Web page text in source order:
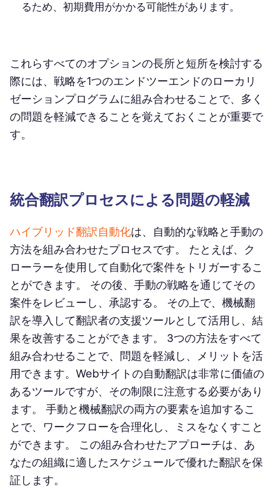
るため、初期費用がかかる可能性があります。
これらすべてのオプションの長所と短所を検討する
際には、戦略を1つのエンドツーエンドのローカリ
ゼーションプログラムに組み合わせることで、多く
の問題を軽減できることを覚えておくことが重要で
す。
統合翻訳プロセスによる問題の軽減
ハイブリッド翻訳自動化は、自動的な戦略と手動の
方法を組み合わせたプロセスです。 たとえば、ク
ローラーを使用して自動化で案件をトリガーするこ
とができます。 その後、手動の戦略を通じてその
案件をレビューし、承認する。 その上で、機械翻
訳を導入して翻訳者の支援ツールとして活用し、結
果を改善することができます。 3つの方法をすべて
組み合わせることで、問題を軽減し、メリットを活
用できます。Webサイトの自動翻訳は非常に価値の
あるツールですが、その制限に注意する必要があり
ます。 手動と機械翻訳の両方の要素を追加するこ
とで、ワークフローを合理化し、ミスをなくすこと
ができます。 この組み合わせたアプローチは、あ
なたの組織に適したスケジュールで優れた翻訳を保
証します。